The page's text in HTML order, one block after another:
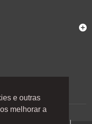
e outras
melhorar a
de CINCO TI